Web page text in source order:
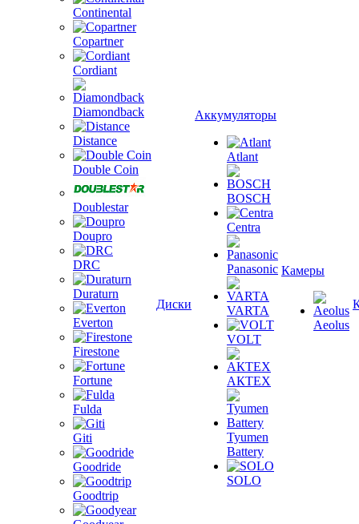
Continental
Copartner
Cordiant
Diamondback
Distance
Double Coin
Doublestar
Doupro
DRC
Duraturn
Everton
Firestone
Fortune
Fulda
Giti
Goodride
Goodtrip
Диски
Аккумуляторы
Atlant
BOSCH
Centra
Panasonic
VARTA
VOLT
АКТЕХ
Tyumen
Battery
SOLO
Камеры
Aeolus